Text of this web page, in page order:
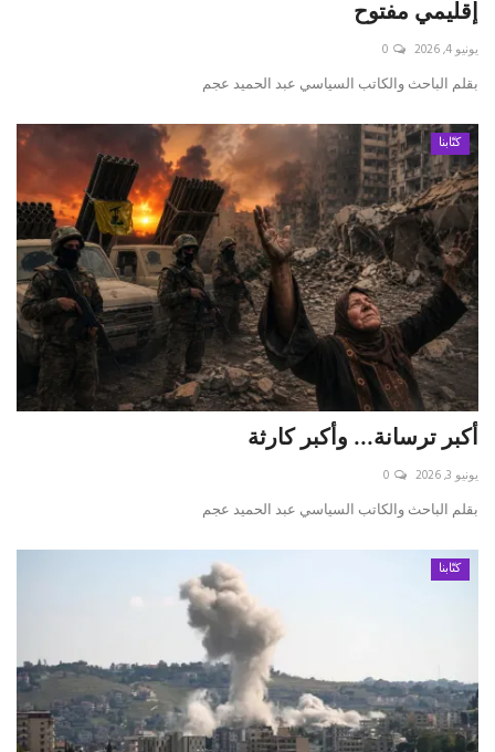
إقليمي مفتوح
يونيو 4, 2026 0
بقلم الباحث والكاتب السياسي عبد الحميد عجم
كتّابنا
أكبر ترسانة... وأكبر كارثة
يونيو 3, 2026 0
بقلم الباحث والكاتب السياسي عبد الحميد عجم
كتّابنا